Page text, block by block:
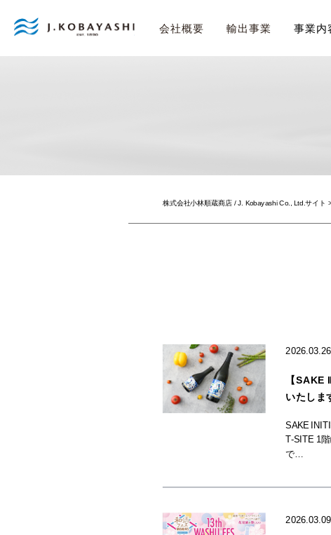
会社概要 輸出事業 事業内
株式会社小林順蔵商店 / J. Kobayashi Co., Ltd.サイト
2026.03.26
【SAKE
いたしま
SAKE
T-SITE 1
で…
2026.03.09